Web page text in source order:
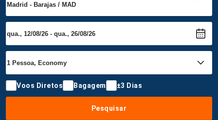
Voos Diretos Bagagem ±3 Dias
Pesquisar